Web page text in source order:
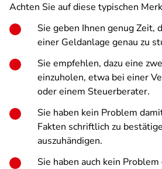
Achten Sie auf diese typischen
Sie geben Ihnen genug Zeit,
einer Geldanlage genau zu
Sie empfehlen, dazu eine
einzuholen, etwa bei einer
oder einem Steuerberater.
Sie haben kein Problem
Fakten schriftlich zu
auszuhändigen.
Sie haben auch kein